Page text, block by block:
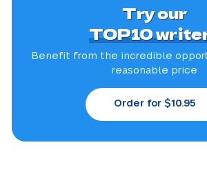
Try our
TOP10
Benefit from the incredible
reasonable price
Order for $10.95